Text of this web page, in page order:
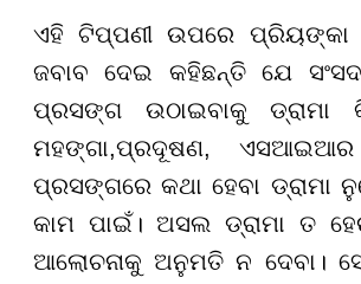
ଏହି ଟିପ୍ପଣୀ ଉପରେ ପ୍ରିୟଙ୍କା
ଜବାବ ଦେଇ କହିଛନ୍ତି ଯେ
ପ୍ରସଙ୍ଗ ଉଠାଇବାକୁ ଡ୍ରାମା
ମହଙ୍ଗା,ପ୍ରଦୂଷଣ,
ପ୍ରସଙ୍ଗରେ କଥା ହେବା ଡ୍ରାମା
କାମ ପାଇଁ। ଅସଲ ଡ୍ରାମା ତ
ଆଲୋଚନାକୁ ଅନୁମତି ନ ଦେବା।